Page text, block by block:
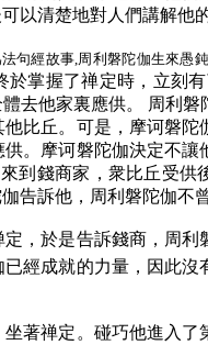
以清楚地對人們講解他的
句經故事,周利磐陀伽生來愚鈍
掌握了禅定時，立刻
去他家裏應供。 周利
比丘。可是，摩诃磐
。摩诃磐陀伽決定不
到錢商家，衆比丘受供
告訴他，周利磐陀伽不曾
，於是告訴錢商，周利
經成就的力量，因此沒
著禅定。碰巧他進入了